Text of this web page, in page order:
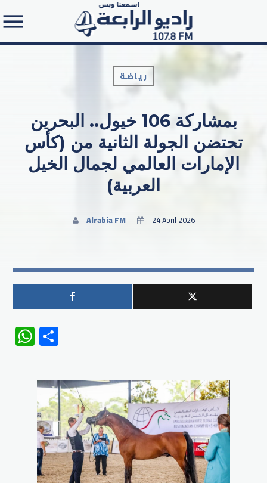
Search in the website:
رياضـة
بمشاركة 106 خيول.. البحرين
تحتضن الجولة الثانية من (كأس
الإمارات العالمي لجمال الخيل
العربية)
Alrabia FM 24 April 2026
WhatsApp